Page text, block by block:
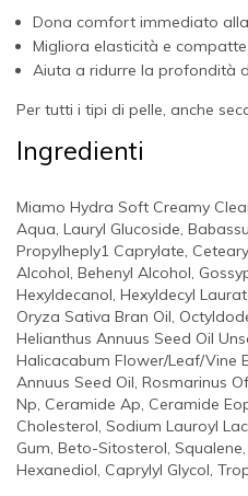
Dona comfort immediato
Migliora elasticità e
Aiuta a ridurre la profondità
Per tutti i tipi di pelle, anche
Ingredienti
Miamo Hydra Soft Creamy
Aqua, Lauryl Glucoside,
Propylheply1 Caprylate,
Alcohol, Behenyl Alcohol,
Hexyldecanol, Hexyldecyl
Oryza Sativa Bran Oil,
Helianthus Annuus Seed Oil
Halicacabum Flower/Leaf/Vine
Annuus Seed Oil, Rosmarinus
Np, Ceramide Ap, Ceramide
Cholesterol, Sodium Lauroyl
Gum, Beto-Sitosterol,
Hexanediol, Caprylyl Glycol,